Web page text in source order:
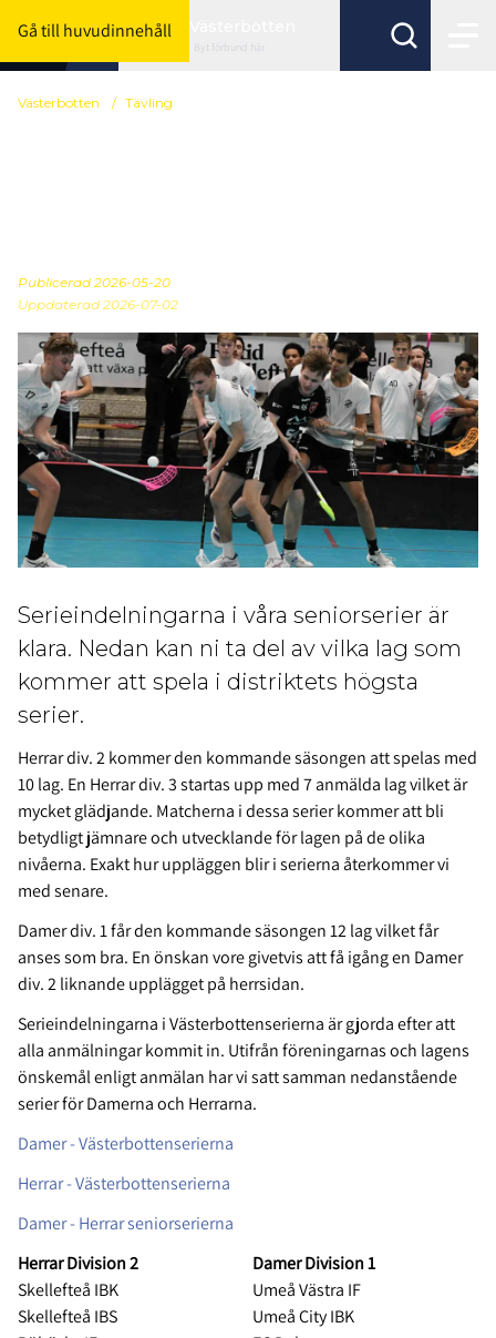
Gå till huvudinnehåll
Byt förbund här
Västerbotten / Tävling
Publicerad 2026-05-20
Uppdaterad 2026-07-02
Serieindelningarna i våra seniorserier är
klara. Nedan kan ni ta del av vilka lag som
kommer att spela i distriktets högsta
serier.
Herrar div. 2 kommer den kommande säsongen att spelas med
10 lag. En Herrar div. 3 startas upp med 7 anmälda lag vilket är
mycket glädjande. Matcherna i dessa serier kommer att bli
betydligt jämnare och utvecklande för lagen på de olika
nivåerna. Exakt hur uppläggen blir i serierna återkommer vi
med senare.
Damer div. 1 får den kommande säsongen 12 lag vilket får
anses som bra. En önskan vore givetvis att få igång en Damer
div. 2 liknande upplägget på herrsidan.
Serieindelningarna i Västerbottenserierna är gjorda efter att
alla anmälningar kommit in. Utifrån föreningarnas och lagens
önskemål enligt anmälan har vi satt samman nedanstående
serier för Damerna och Herrarna.
Damer - Västerbottenserierna
Herrar - Västerbottenserierna
Damer - Herrar seniorserierna
Herrar Division 2
Damer Division 1
Skellefteå IBK
Umeå Västra IF
Skellefteå IBS
Umeå City IBK